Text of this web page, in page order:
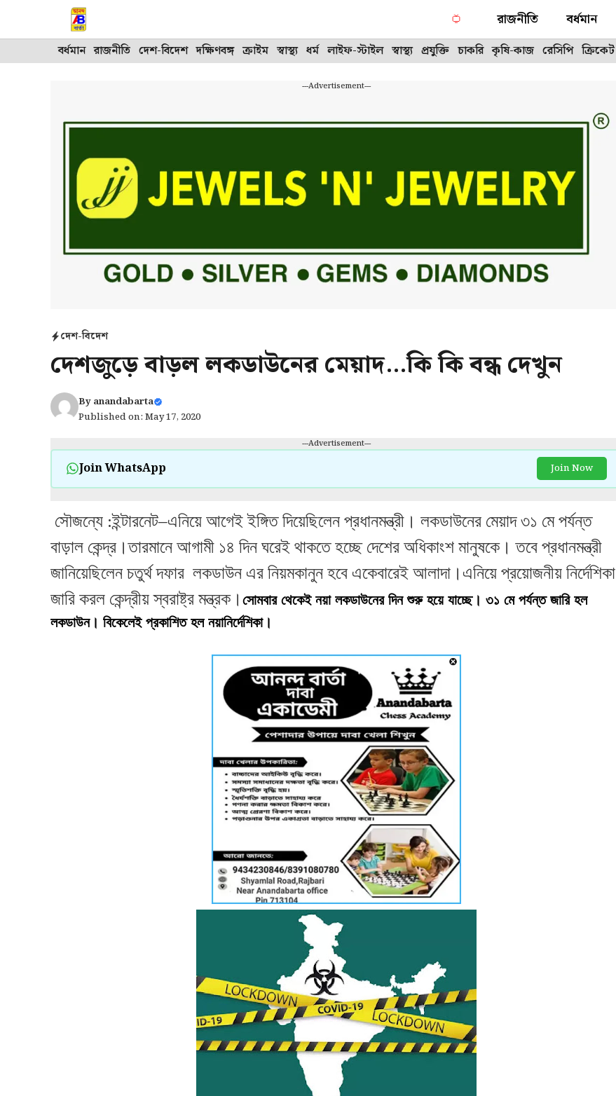
রাজনীতি বর্ধমান
বর্ধমান রাজনীতি দেশ-বিদেশ দক্ষিণবঙ্গ ক্রাইম স্বাস্থ্য ধর্ম লাইফ-স্টাইল স্বাস্থ্য প্রযুক্তি চাকরি কৃষি-কাজ রেসিপি ক্রিকেট
---Advertisement---
দেশ-বিদেশ
দেশজুড়ে বাড়ল লকডাউনের মেয়াদ…কি কি বন্ধ দেখুন
Byanandabarta
Published on: May 17, 2020
---Advertisement---
Join WhatsApp Join Now
সৌজন্যে :ইন্টারনেট–এনিয়ে আগেই ইঙ্গিত দিয়েছিলেন প্রধানমন্ত্রী। লকডাউনের মেয়াদ ৩১ মে পর্যন্ত
বাড়াল কেন্দ্র।তারমানে আগামী ১৪ দিন ঘরেই থাকতে হচ্ছে দেশের অধিকাংশ মানুষকে। তবে প্রধানমন্ত্রী
জানিয়েছিলেন চতুর্থ দফার লকডাউন এর নিয়মকানুন হবে একেবারেই আলাদা।এনিয়ে প্রয়োজনীয় নির্দেশিকা
জারি করল কেন্দ্রীয় স্বরাষ্ট্র মন্ত্রক। সোমবার থেকেই নয়া লকডাউনের দিন শুরু হয়ে যাচ্ছে। ৩১ মে পর্যন্ত জারি হল
লকডাউন। বিকেলেই প্রকাশিত হল নয়ানির্দেশিকা।